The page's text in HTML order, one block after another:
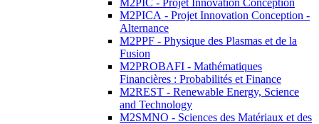
M2PIC - Projet Innovation Conception
M2PICA - Projet Innovation Conception -
Alternance
M2PPF - Physique des Plasmas et de la
Fusion
M2PROBAFI - Mathématiques
Financières : Probabilités et Finance
M2REST - Renewable Energy, Science
and Technology
M2SMNO - Sciences des Matériaux et des